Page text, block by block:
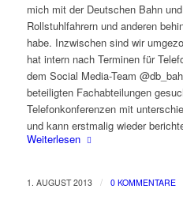
mich mit der Deutschen Bahn
Rollstuhlfahrern und anderen
habe. Inzwischen sind wir
hat intern nach Terminen für
dem Social Media-Team
beteiligten Fachabteilungen
Telefonkonferenzen mit
und kann erstmalig wieder
Weiterlesen
1. AUGUST 2013 / 0 KOMMENTARE